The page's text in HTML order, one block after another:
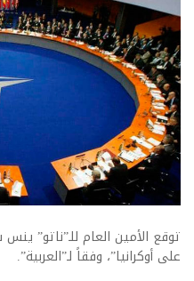
توقع الأمين العام للـ”ناتو”
على أوكرانيا”، وفقاً لـ”العربية”.